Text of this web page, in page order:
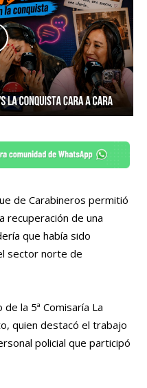
de Carabineros permitió
recuperación de una
que había sido
sector norte de
la 5ª Comisaría La
quien destacó el trabajo
policial que participó